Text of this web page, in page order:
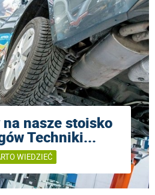
nasze stoisko
Techniki...
WIEDZIEĆ